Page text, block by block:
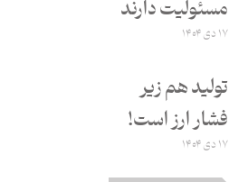
مسئولیت دارند
۱۷ دی ۱۴۰۴
تولید هم زیر
فشار ارز است!
۱۷ دی ۱۴۰۴